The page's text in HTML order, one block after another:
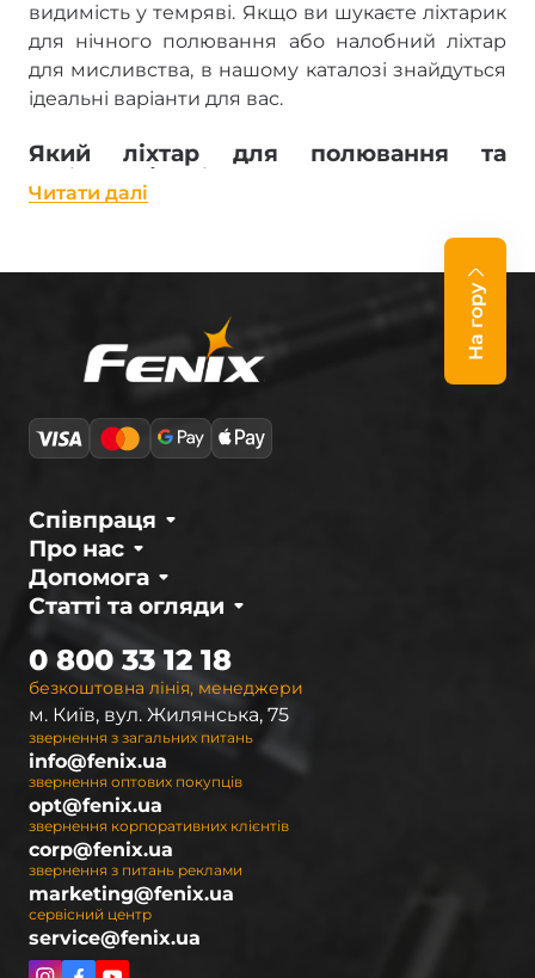
видимість у темряві. Якщо ви шукаєте ліхтарик
для нічного полювання або налобний ліхтар
для мисливства, в нашому каталозі знайдуться
ідеальні варіанти для вас.
Який ліхтар для полювання та
риболовлі вибрати?
Вибір правильного ліхтаря залежить від умов
основних критеріїв варто звернути увагу на:
Яскравість та дальність світла
— чим
потужніший ліхтар, тим далі буде видно
Тип живлення— акумуляторні моделі чи
батарейки?
обов’язкові для використання у складних
погодних умовах.
Режими світіння
регулювання яскравості та вибору кольору
НаFenix.ua ви можете купити ліхтарик для
риболовлі, який буде працювати довго та
надійно навіть у складних умовах. Якщо ви
обираєте для себе риболовлю із ночівлею, вам
також може знадобитися
Переваги ліхтарів для нічного
полювання та риболовлі
Потужне освітлення для відмінної видимості
у темряві.
Читати далi
На гору
Про нас
Співпраця
Статті та огляди
Допомога
безкоштовна лінія, менеджери
0 800 33 12 18
м. Київ, вул. Жилянська, 75
звернення з загальних питань
info@fenix.ua
звернення оптових покупців
opt@fenix.ua
звернення корпоративних клієнтів
corp@fenix.ua
звернення з питань реклами
marketing@fenix.ua
сервісний центр
service@fenix.ua